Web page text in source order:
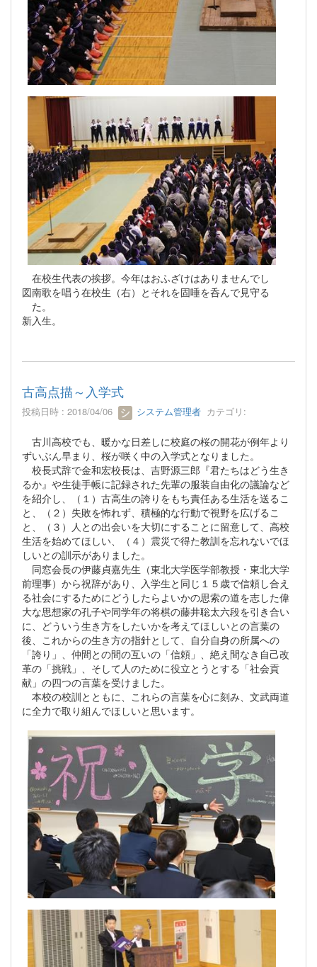
在校生代表の挨拶。今年はおふざけはありませんでし
図南歌を唱う在校生（右）とそれを固唾を呑んで見守る
た。
新入生。
古高点描～入学式
投稿日時 : 2018/04/06 システム管理者 カテゴリ:
古川高校でも、暖かな日差しに校庭の桜の開花が例年より
ずいぶん早まり、桜が咲く中の入学式となりました。
校長式辞で金和宏校長は、吉野源三郎『君たちはどう生き
るか』や生徒手帳に記録された先輩の服装自由化の議論など
を紹介し、（１）古高生の誇りをもち責任ある生活を送るこ
と、（２）失敗を怖れず、積極的な行動で視野を広げるこ
と、（３）人との出会いを大切にすることに留意して、高校
生活を始めてほしい、（４）震災で得た教訓を忘れないでほ
しいとの訓示がありました。
同窓会長の伊藤貞嘉先生（東北大学医学部教授・東北大学
前理事）から祝辞があり、入学生と同じ１５歳で信頼し合え
る社会にするためにどうしたらよいかの思索の道を志した偉
大な思想家の孔子や同学年の将棋の藤井聡太六段を引き合い
に、どういう生き方をしたいかを考えてほしいとの言葉の
後、これからの生き方の指針として、自分自身の所属への
「誇り」、仲間との間の互いの「信頼」、絶え間なき自己改
革の「挑戦」、そして人のために役立とうとする「社会貢
献」の四つの言葉を受けました。
本校の校訓とともに、これらの言葉を心に刻み、文武両道
に全力で取り組んでほしいと思います。